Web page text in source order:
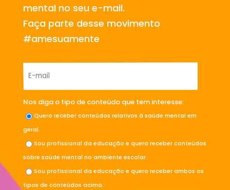
mental no seu e-mail.
Faça parte desse movimento
#amesuamente
Nos diga o tipo de conteúdo que tem interesse:
Quero receber conteúdos relativos à saúde mental em
geral.
Sou profissional da educação e quero receber conteúdos
sobre saúde mental no ambiente escolar.
Sou profissional da educação e quero receber ambos os
tipos de conteúdos acima.